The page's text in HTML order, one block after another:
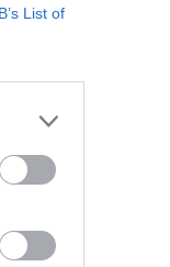
List of